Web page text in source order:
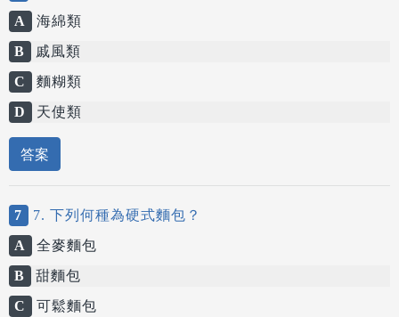
A
海綿類
B
戚風類
C
麵糊類
D
天使類
答案
7
7. 下列何種為硬式麵包？
A
全麥麵包
B
甜麵包
C
可鬆麵包